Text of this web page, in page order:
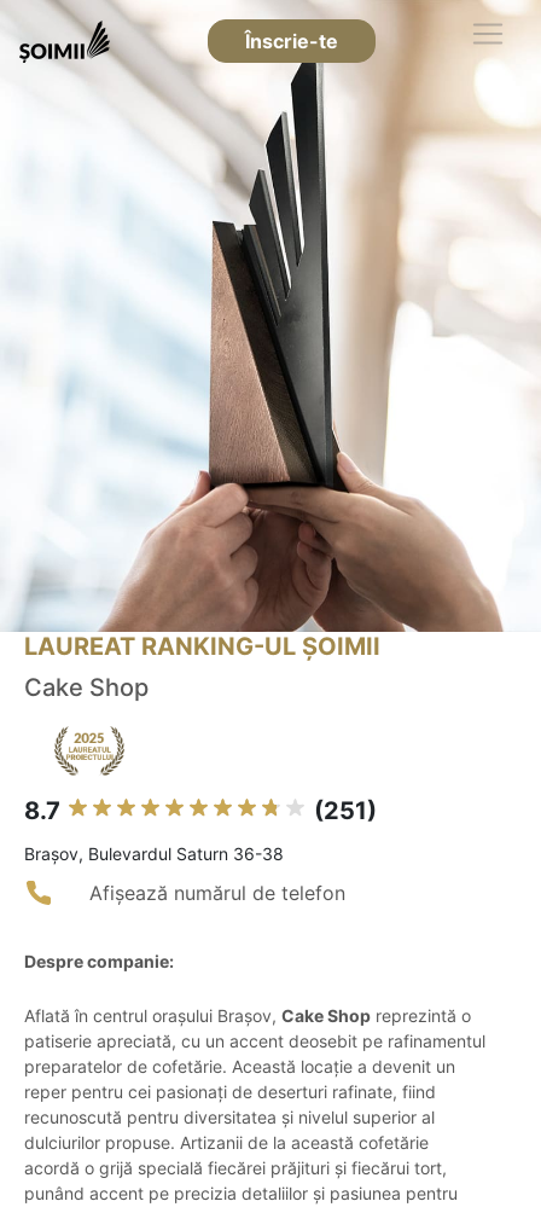
Înscrie-te
LAUREAT RANKING-UL ȘOIMII
Cake Shop
8.7 (251)
Braşov, Bulevardul Saturn 36-38
Afișează numărul de telefon
Despre companie:
Aflată în centrul orașului Brașov, Cake Shop reprezintă o
patiserie apreciată, cu un accent deosebit pe rafinamentul
preparatelor de cofetărie. Această locație a devenit un
reper pentru cei pasionați de deserturi rafinate, fiind
recunoscută pentru diversitatea și nivelul superior al
dulciurilor propuse. Artizanii de la această cofetărie
acordă o grijă specială fiecărei prăjituri și fiecărui tort,
punând accent pe precizia detaliilor și pasiunea pentru